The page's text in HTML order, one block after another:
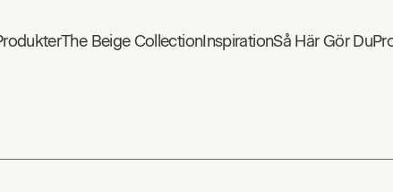
The Beige CollectionInspirationSå Här Gör Du